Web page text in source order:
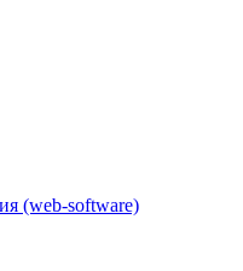
(web-software)